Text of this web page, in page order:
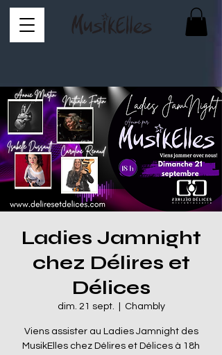
Ladies Jamnight
chez Délires et
Délices
dim. 21 sept. Chambly
Viens assister au Ladies Jamnight des
MusikElles chez Délires et Délices à 18h